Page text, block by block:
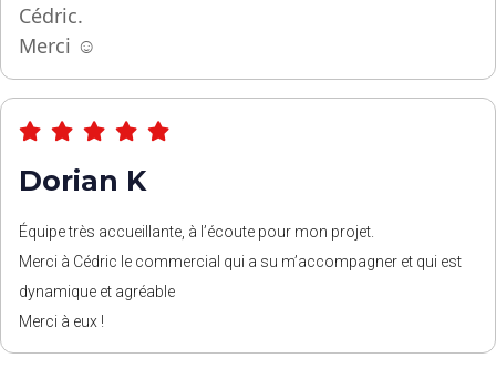
Cédric.
Merci ☺️
Dorian K
Équipe très accueillante, à l’écoute pour mon projet.
Merci à Cédric le commercial qui a su m’accompagner et qui est
dynamique et agréable
Merci à eux !